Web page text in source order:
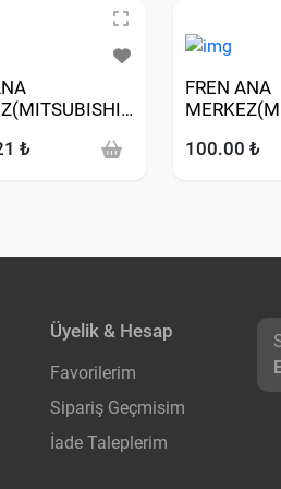
₺
FREN ANA
MM
100.00 ₺
Üyelik & Hesap
Favorilerim
Sipariş Geçmisim
İade Taleplerim